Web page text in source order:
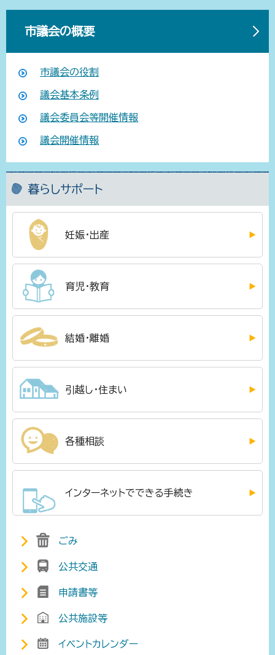
市議会の概要
市議会の役割
議会基本条例
議会委員会等開催情報
議会開催情報
暮らしサポート
妊娠・出産
育児・教育
結婚・離婚
引越し・住まい
各種相談
インターネットでできる手続き
ごみ
公共交通
申請書等
公共施設等
イベントカレンダー